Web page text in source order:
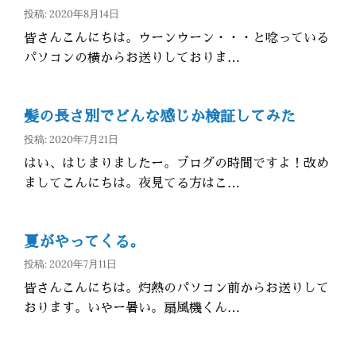
投稿: 2020年8月14日
皆さんこんにちは。ウーンウーン・・・と唸っている
パソコンの横からお送りしておりま…
髪の長さ別でどんな感じか検証してみた
投稿: 2020年7月21日
はい、はじまりましたー。ブログの時間ですよ！改め
ましてこんにちは。夜見てる方はこ…
夏がやってくる。
投稿: 2020年7月11日
皆さんこんにちは。灼熱のパソコン前からお送りして
おります。いやー暑い。扇風機くん…